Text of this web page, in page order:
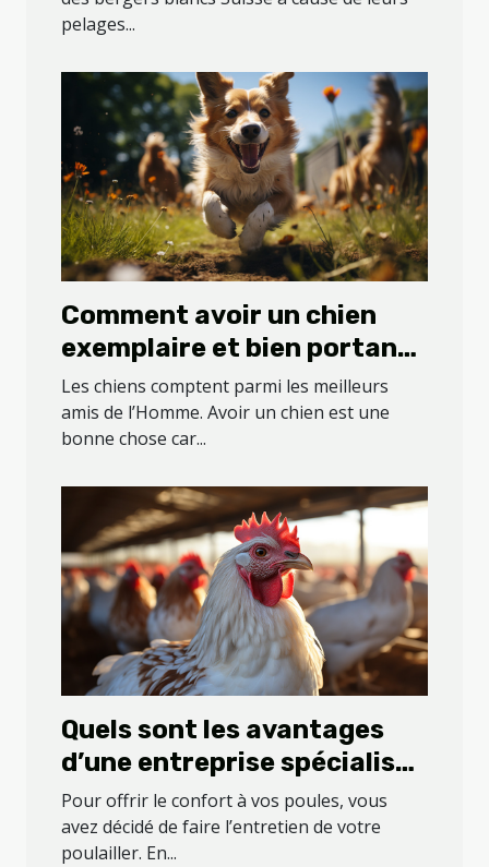
pelages...
Comment avoir un chien
exemplaire et bien portant
?
Les chiens comptent parmi les meilleurs
amis de l’Homme. Avoir un chien est une
bonne chose car...
Quels sont les avantages
d’une entreprise spécialisée
dans l’entretien de votre
poulailler ?
Pour offrir le confort à vos poules, vous
avez décidé de faire l’entretien de votre
poulailler. En...